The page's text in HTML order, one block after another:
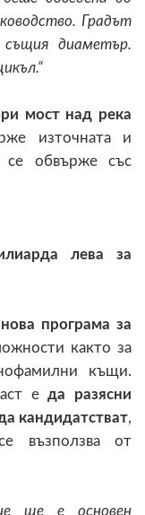
Градът
диаметър.
мост над река
източната и
се обвърже със
лева за
нова програма за
както за
къщи.
еда разясни
кандидатстват,
възползва от
ще е основен